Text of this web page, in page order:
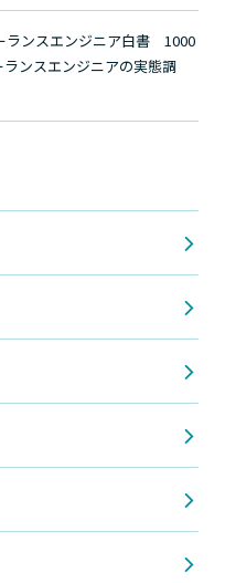
ランスエンジニア白書 1000
ンスエンジニアの実態調